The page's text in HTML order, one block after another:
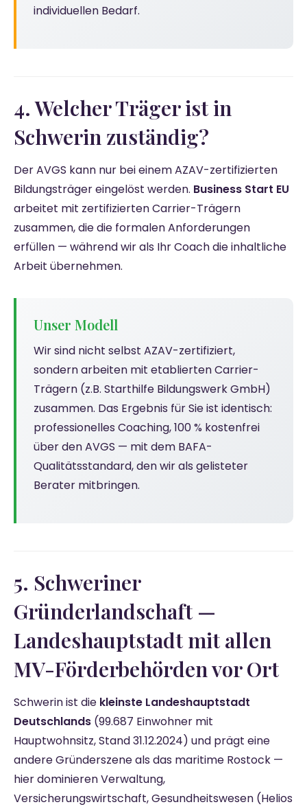
individuellen Bedarf.
4. Welcher Träger ist in
Schwerin zuständig?
Der AVGS kann nur bei einem AZAV-zertifizierten
Bildungsträger eingelöst werden. Business Start EU
arbeitet mit zertifizierten Carrier-Trägern
zusammen, die die formalen Anforderungen
erfüllen — während wir als Ihr Coach die inhaltliche
Arbeit übernehmen.
Unser Modell
Wir sind nicht selbst AZAV-zertifiziert,
sondern arbeiten mit etablierten Carrier-
Trägern (z.B. Starthilfe Bildungswerk GmbH)
zusammen. Das Ergebnis für Sie ist identisch:
professionelles Coaching, 100 % kostenfrei
über den AVGS — mit dem BAFA-
Qualitätsstandard, den wir als gelisteter
Berater mitbringen.
5. Schweriner
Gründerlandschaft —
Landeshauptstadt mit allen
MV-Förderbehörden vor Ort
Schwerin ist die kleinste Landeshauptstadt
Deutschlands (99.687 Einwohner mit
Hauptwohnsitz, Stand 31.12.2024) und prägt eine
andere Gründerszene als das maritime Rostock —
hier dominieren Verwaltung,
Versicherungswirtschaft, Gesundheitswesen (Helios